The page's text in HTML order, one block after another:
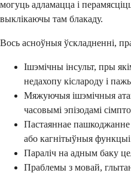
могуць адламацца і
выклікаючы там блакаду.
Вось асноўныя ўскладненні,
Ішэмічны інсульт, пры
недахопу кіслароду і
Мяжуючыя ішэмічныя
часовымі эпізодамі
Пастаяннае пашкоджанне
або кагнітыўныя функцыі
Параліч на адным баку
Праблемы з мовай,